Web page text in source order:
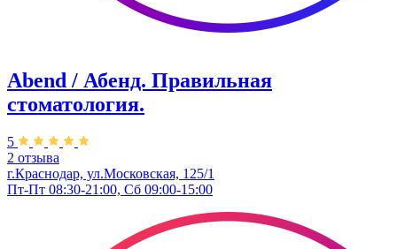
Abend / Абенд. Правильная
стоматология.
5
2 отзыва
г.Краснодар, ул.Московская, 125/1
Пт-Пт 08:30-21:00, Сб 09:00-15:00